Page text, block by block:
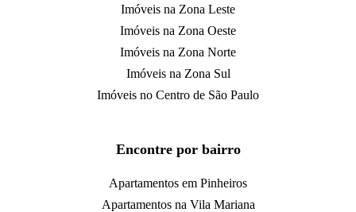
Imóveis na Zona Leste
Imóveis na Zona Oeste
Imóveis na Zona Norte
Imóveis na Zona Sul
Imóveis no Centro de São Paulo
Encontre por bairro
Apartamentos em Pinheiros
Apartamentos na Vila Mariana